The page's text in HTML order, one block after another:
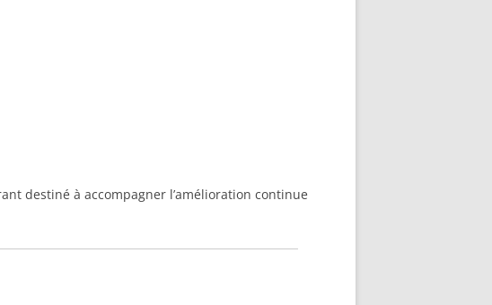
destiné à accompagner l’amélioration continue